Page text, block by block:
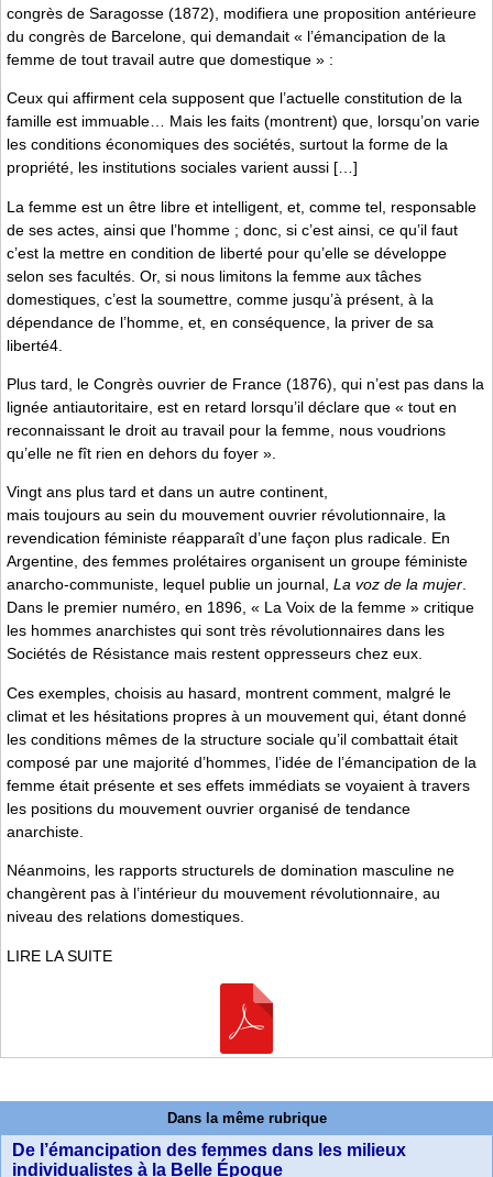
congrès de Saragosse (1872), modifiera une proposition antérieure
du congrès de Barcelone, qui demandait « l’émancipation de la
femme de tout travail autre que domestique » :
Ceux qui affirment cela supposent que l’actuelle constitution de la
famille est immuable… Mais les faits (montrent) que, lorsqu’on varie
les conditions économiques des sociétés, surtout la forme de la
propriété, les institutions sociales varient aussi […]
La femme est un être libre et intelligent, et, comme tel, responsable
de ses actes, ainsi que l’homme ; donc, si c’est ainsi, ce qu’il faut
c’est la mettre en condition de liberté pour qu’elle se développe
selon ses facultés. Or, si nous limitons la femme aux tâches
domestiques, c’est la soumettre, comme jusqu’à présent, à la
dépendance de l’homme, et, en conséquence, la priver de sa
liberté4.
Plus tard, le Congrès ouvrier de France (1876), qui n’est pas dans la
lignée antiautoritaire, est en retard lorsqu’il déclare que « tout en
reconnaissant le droit au travail pour la femme, nous voudrions
qu’elle ne fît rien en dehors du foyer ».
Vingt ans plus tard et dans un autre continent,
mais toujours au sein du mouvement ouvrier révolutionnaire, la
revendication féministe réapparaît d’une façon plus radicale. En
Argentine, des femmes prolétaires organisent un groupe féministe
anarcho-communiste, lequel publie un journal, La voz de la mujer.
Dans le premier numéro, en 1896, « La Voix de la femme » critique
les hommes anarchistes qui sont très révolutionnaires dans les
Sociétés de Résistance mais restent oppresseurs chez eux.
Ces exemples, choisis au hasard, montrent comment, malgré le
climat et les hésitations propres à un mouvement qui, étant donné
les conditions mêmes de la structure sociale qu’il combattait était
composé par une majorité d’hommes, l’idée de l’émancipation de la
femme était présente et ses effets immédiats se voyaient à travers
les positions du mouvement ouvrier organisé de tendance
anarchiste.
Néanmoins, les rapports structurels de domination masculine ne
changèrent pas à l’intérieur du mouvement révolutionnaire, au
niveau des relations domestiques.
LIRE LA SUITE
Dans la même rubrique
De l’émancipation des femmes dans les milieux
individualistes à la Belle Époque